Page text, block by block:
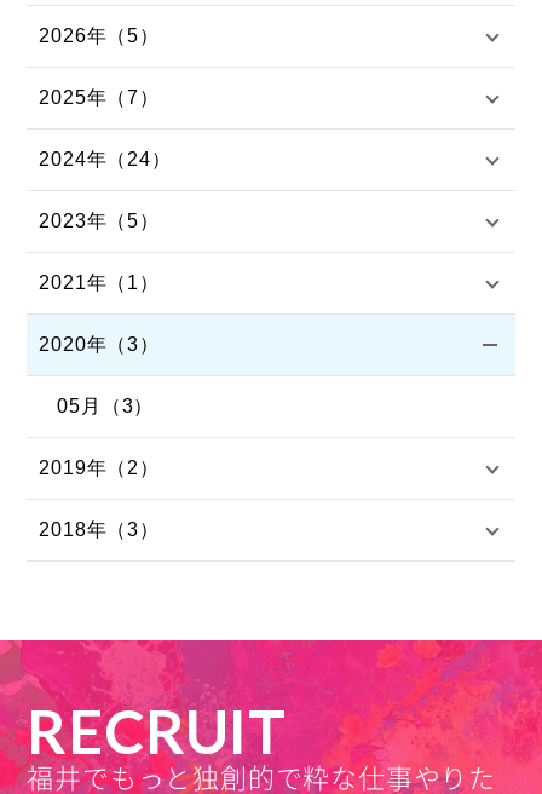
2026年（5）
2025年（7）
2024年（24）
2023年（5）
2021年（1）
2020年（3）
05月（3）
2019年（2）
2018年（3）
RECRUIT
福井でもっと独創的で粋な仕事やりた